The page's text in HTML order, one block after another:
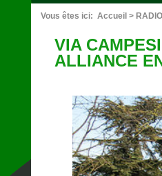
Vous êtes ici: Accueil >
VIA
ALLIANCE